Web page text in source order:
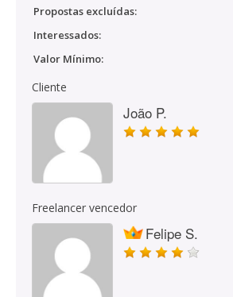
Propostas excluídas:
Interessados:
Valor Mínimo:
Cliente
João P.
Freelancer vencedor
Felipe S.